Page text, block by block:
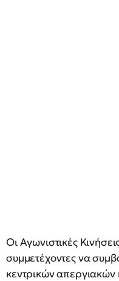
Οι Αγωνιστικές
συμμετέχοντες να
κεντρικών απεργιακών